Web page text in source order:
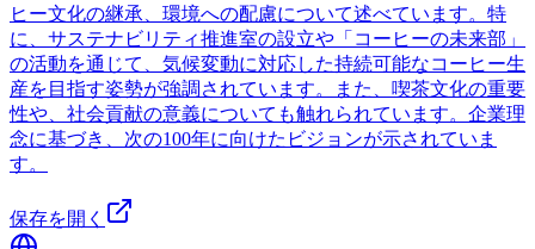
ヒー文化の継承、環境への配慮について述べています。特
に、サステナビリティ推進室の設立や「コーヒーの未来部」
の活動を通じて、気候変動に対応した持続可能なコーヒー生
産を目指す姿勢が強調されています。また、喫茶文化の重要
性や、社会貢献の意義についても触れられています。企業理
念に基づき、次の100年に向けたビジョンが示されていま
す。
保存を開く